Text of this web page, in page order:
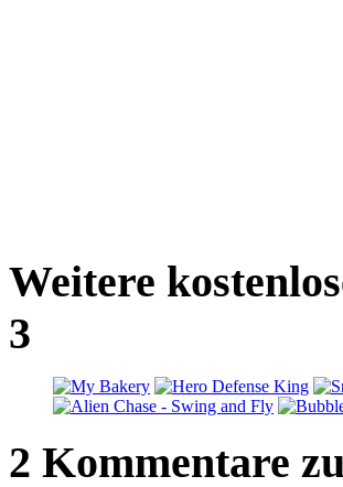
Weitere
3
2 Kommentare